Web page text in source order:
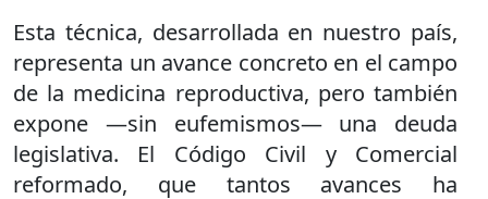
Esta técnica, desarrollada en nuestro país,
representa un avance concreto en el campo
de la medicina reproductiva, pero también
expone —sin eufemismos— una deuda
legislativa. El Código Civil y Comercial
reformado, que tantos avances ha